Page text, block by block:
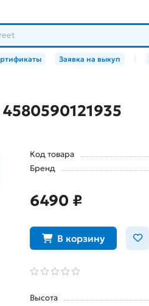
Заявка на выкуп
Код товара
Бренд
6490 ₽
В корзину
Высота